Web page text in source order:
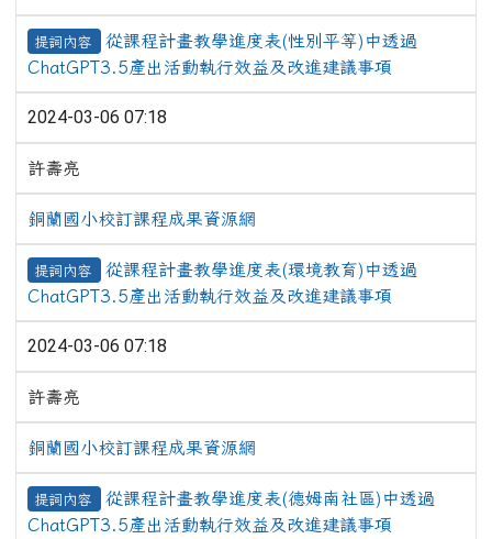
提詞內容
從課程計畫教學進度表(性別平等)中透過
ChatGPT3.5產出活動執行效益及改進建議事項
2024-03-06 07:18
許壽亮
銅蘭國小校訂課程成果資源網
提詞內容
從課程計畫教學進度表(環境教育)中透過
ChatGPT3.5產出活動執行效益及改進建議事項
2024-03-06 07:18
許壽亮
銅蘭國小校訂課程成果資源網
提詞內容
從課程計畫教學進度表(德姆南社區)中透過
ChatGPT3.5產出活動執行效益及改進建議事項